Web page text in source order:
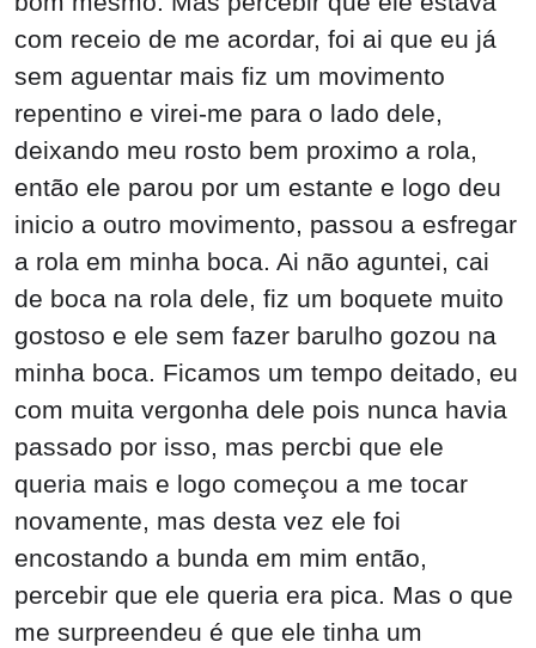
com receio de me acordar, foi ai que eu já
sem aguentar mais fiz um movimento
repentino e virei-me para o lado dele,
deixando meu rosto bem proximo a rola,
então ele parou por um estante e logo deu
inicio a outro movimento, passou a esfregar
a rola em minha boca. Ai não aguntei, cai
de boca na rola dele, fiz um boquete muito
gostoso e ele sem fazer barulho gozou na
minha boca. Ficamos um tempo deitado, eu
com muita vergonha dele pois nunca havia
passado por isso, mas percbi que ele
queria mais e logo começou a me tocar
novamente, mas desta vez ele foi
encostando a bunda em mim então,
percebir que ele queria era pica. Mas o que
me surpreendeu é que ele tinha um